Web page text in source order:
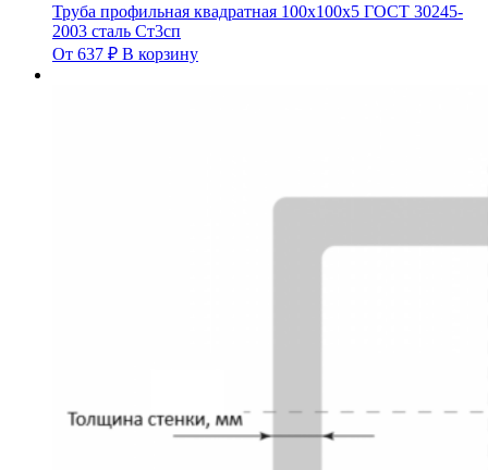
Труба профильная квадратная 100х100х5 ГОСТ 30245-
2003 сталь Ст3сп
От 637 ₽ В корзину